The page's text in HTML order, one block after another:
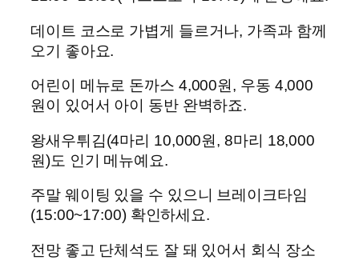
데이트 코스로 가볍게 들르거나, 가족과 함께
오기 좋아요.
어린이 메뉴로 돈까스 4,000원, 우동 4,000
원이 있어서 아이 동반 완벽하죠.
왕새우튀김(4마리 10,000원, 8마리 18,000
원)도 인기 메뉴예요.
주말 웨이팅 있을 수 있으니 브레이크타임
(15:00~17:00) 확인하세요.
전망 좋고 단체석도 잘 돼 있어서 회식 장소